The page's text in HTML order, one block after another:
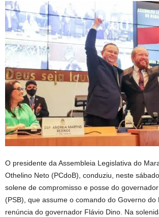
O presidente da Assembleia Legislativa do
Othelino Neto (PCdoB), conduziu, neste
solene de compromisso e posse do
(PSB), que assume o comando do Governo do
renúncia do governador Flávio Dino. Na